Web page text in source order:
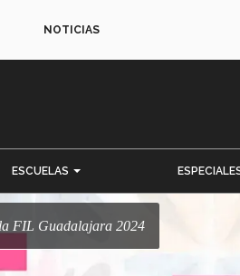
NOTICIAS
ESCUELAS
la FIL Guadalajara 2024